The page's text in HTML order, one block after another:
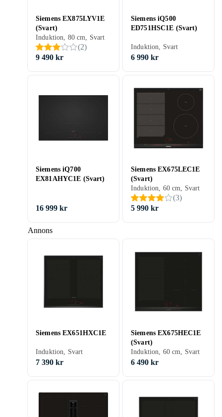
Annons
Siemens EX875LYV1E
(Svart)
Induktion, 80 cm, Svart
(2)
9 490 kr
Siemens iQ500
ED751HSC1E (Svart)
Induktion, Svart
6 990 kr
Siemens iQ700
EX81AHYC1E (Svart)
16 999 kr
Siemens EX675LEC1E
(Svart)
Induktion, 60 cm, Svart
(3)
5 990 kr
Siemens EX651HXC1E
Induktion, Svart
7 390 kr
Siemens EX675HEC1E
(Svart)
Induktion, 60 cm, Svart
6 490 kr